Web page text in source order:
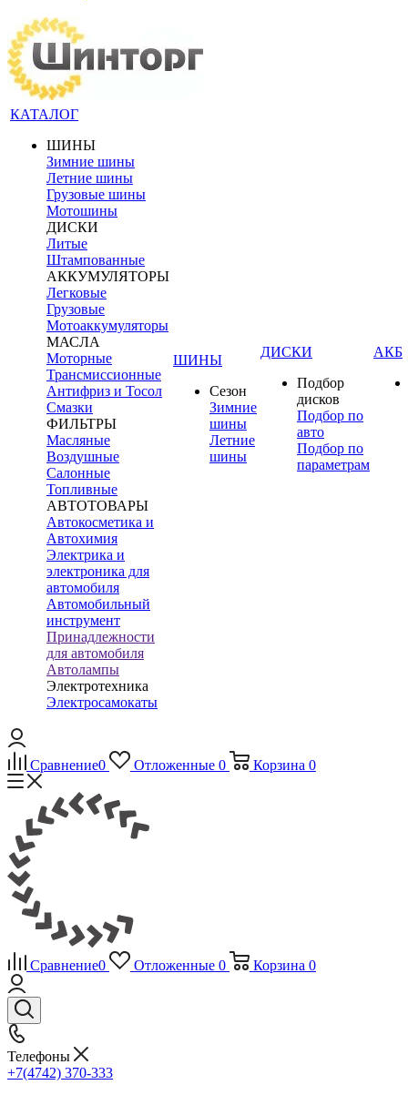
КАТАЛОГ
ШИНЫ
Зимние шины
Летние шины
Грузовые шины
Мотошины
ДИСКИ
Литые
Штампованные
АККУМУЛЯТОРЫ
Легковые
Грузовые
Мотоаккумуляторы
МАСЛА
Моторные
Трансмиссионные
Антифриз и Тосол
Смазки
ФИЛЬТРЫ
Масляные
Воздушные
Салонные
Топливные
АВТОТОВАРЫ
Автокосметика и
Автохимия
Электрика и
электроника для
автомобиля
Автомобильный
инструмент
Принадлежности
для автомобиля
Автолампы
Электротехника
Электросамокаты
ШИНЫ
Сезон
Зимние
шины
Летние
шины
ДИСКИ
Подбор
дисков
Подбор по
авто
Подбор по
параметрам
АКБ
Сравнение0 Отложенные 0 Корзина 0
Сравнение0 Отложенные 0 Корзина 0
Телефоны
+7(4742) 370-333